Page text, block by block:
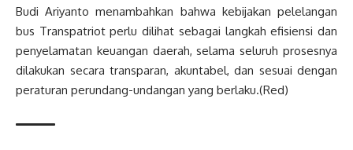
Budi Ariyanto menambahkan bahwa kebijakan pelelangan
bus Transpatriot perlu dilihat sebagai langkah efisiensi dan
penyelamatan keuangan daerah, selama seluruh prosesnya
dilakukan secara transparan, akuntabel, dan sesuai dengan
peraturan perundang-undangan yang berlaku.(Red)